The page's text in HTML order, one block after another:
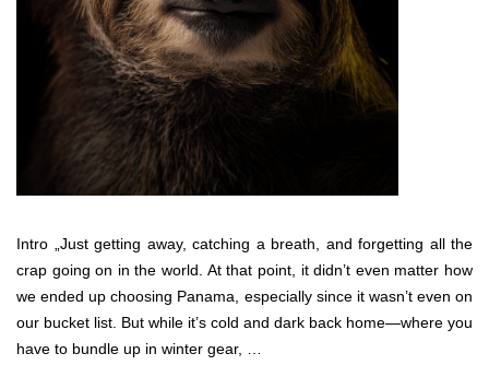
Intro „Just getting away, catching a breath, and forgetting all the
crap going on in the world. At that point, it didn’t even matter how
we ended up choosing Panama, especially since it wasn’t even on
our bucket list. But while it’s cold and dark back home—where you
have to bundle up in winter gear, …